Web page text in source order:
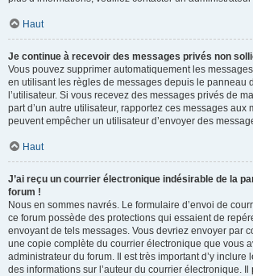
Haut
Je continue à recevoir des messages privés non
Vous pouvez supprimer automatiquement les
en utilisant les règles de messages depuis le panneau
l’utilisateur. Si vous recevez des messages privés de
part d’un autre utilisateur, rapportez ces messages aux
peuvent empêcher un utilisateur d’envoyer des
Haut
J’ai reçu un courrier électronique indésirable de la
forum !
Nous en sommes navrés. Le formulaire d’envoi de
ce forum possède des protections qui essaient de
envoyant de tels messages. Vous devriez envoyer par
une copie complète du courrier électronique que vous
administrateur du forum. Il est très important d’y inclure
des informations sur l’auteur du courrier électronique.